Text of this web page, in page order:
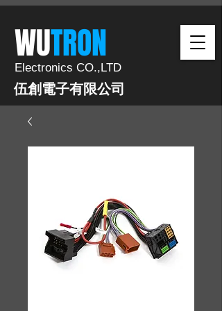
​WUTRON​​
Electronics CO.,LTD
伍創電子有限公司